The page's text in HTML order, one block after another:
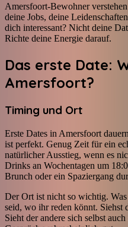
Amersfoort-Bewohner
deine Jobs, deine
dich interessant? Nicht deine
Richte deine Energie darauf.
Das erste Date:
Amersfoort?
Timing und Ort
Erste Dates in Amersfoort
ist perfekt. Genug Zeit für ein
natürlicher Ausstieg, wenn es
Drinks an Wochentagen um
Brunch oder ein Spaziergang
Der Ort ist nicht so wichtig.
seid, wo ihr reden könnt. Siehst
Sieht der andere sich selbst